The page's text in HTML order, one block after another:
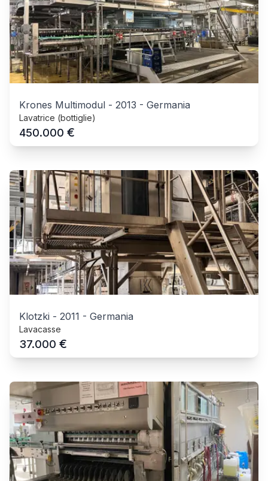
Krones Multimodul - 2013 - Germania
Lavatrice (bottiglie)
450.000 €
Klotzki - 2011 - Germania
Lavacasse
37.000 €